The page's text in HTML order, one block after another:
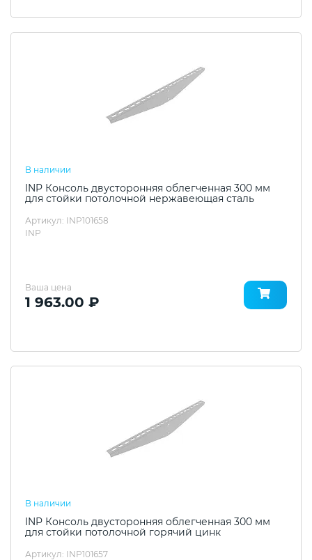
В наличии
INP Консоль двусторонняя облегченная 300 мм
для стойки потолочной нержавеющая сталь
Артикул: INP101658
INP
Ваша цена
1 963.00 ₽
В наличии
INP Консоль двусторонняя облегченная 300 мм
для стойки потолочной горячий цинк
Артикул: INP101657